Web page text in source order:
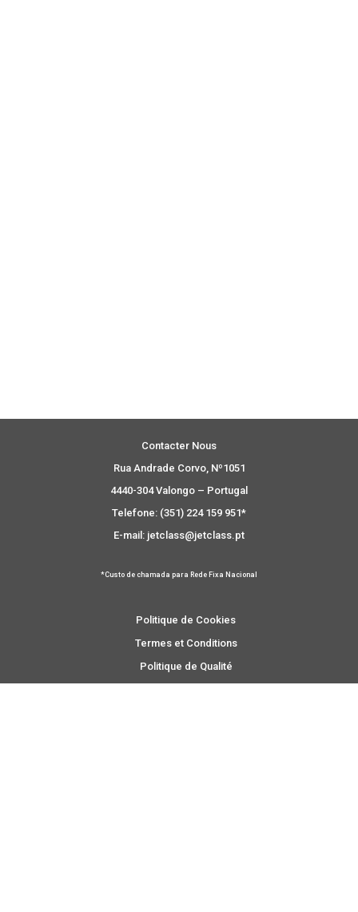
Contacter Nous
Rua Andrade Corvo, Nº1051
4440-304 Valongo – Portugal
Telefone: (351) 224 159 951*
E-mail: jetclass@jetclass.pt
*Custo de chamada para Rede Fixa Nacional
Politique de Cookies
Termes et Conditions
Politique de Qualité